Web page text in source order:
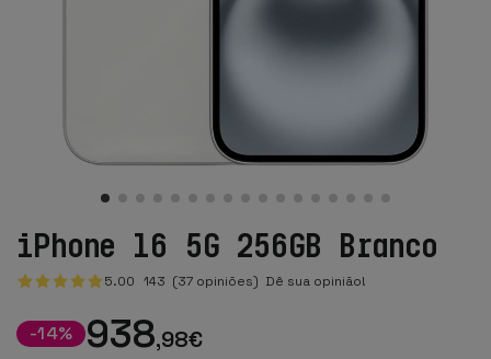
iPhone 16 5G 256GB Branco
5.00 143 (37 opiniões) Dê sua opinião!
-14% 938,98€